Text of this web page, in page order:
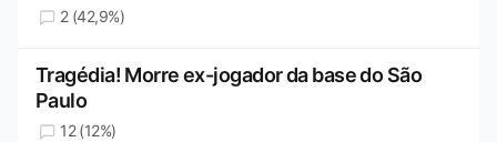
2 (42,9%)
Tragédia! Morre ex-jogador da base do São
Paulo
12 (12%)